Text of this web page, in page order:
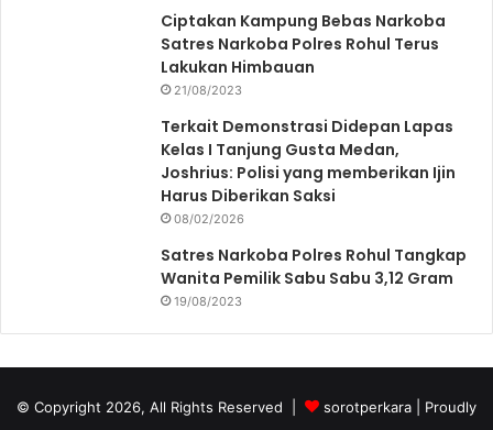
Ciptakan Kampung Bebas Narkoba
Satres Narkoba Polres Rohul Terus
Lakukan Himbauan
21/08/2023
Terkait Demonstrasi Didepan Lapas
Kelas I Tanjung Gusta Medan,
Joshrius: Polisi yang memberikan Ijin
Harus Diberikan Saksi
08/02/2026
Satres Narkoba Polres Rohul Tangkap
Wanita Pemilik Sabu Sabu 3,12 Gram
19/08/2023
© Copyright 2026, All Rights Reserved | sorotperkara | Proudly